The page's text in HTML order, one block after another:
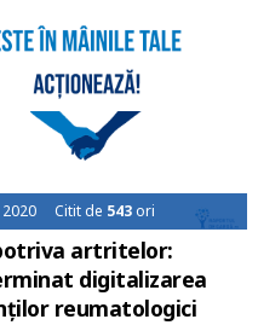
2020 Citit de 543 ori
artritelor:
digitalizarea
reumatologici